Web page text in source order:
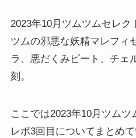
2023年10月ツムツムセレ
ツムの邪悪な妖精マレフィ
ラ、悪だくみピート、チェ
刻。
ここでは2023年10月ツム
レボ3回目についてまとめて